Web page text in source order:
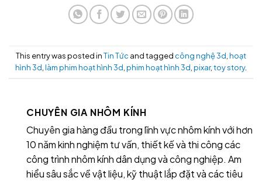
This entry was posted inTin Tức and tagged công nghệ 3d,hoạt
hình 3d,làm phim hoạt hình 3d,phim hoạt hình 3d,pixar,toy story.
CHUYÊN GIA NHÔM KÍNH
Chuyên gia hàng đầu trong lĩnh vực nhôm kính với hơn
10 năm kinh nghiệm tư vấn, thiết kế và thi công các
công trình nhôm kính dân dụng và công nghiệp. Am
hiểu sâu sắc về vật liệu, kỹ thuật lắp đặt và các tiêu